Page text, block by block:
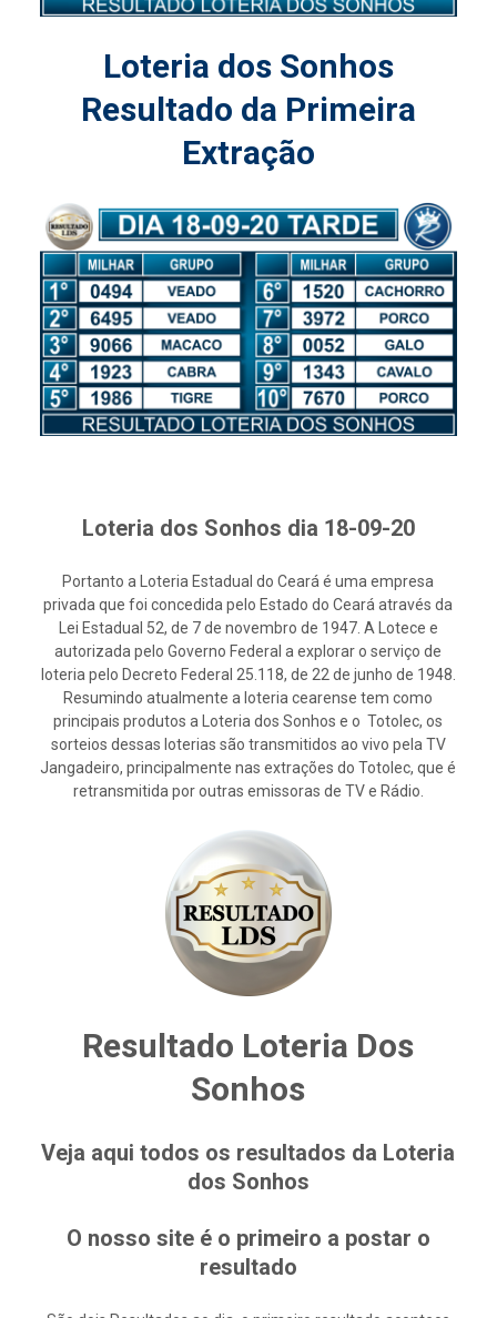
Loteria dos Sonhos
Resultado da Primeira
Extração
Loteria dos Sonhos dia 18-09-20
Portanto a Loteria Estadual do Ceará é uma empresa
privada que foi concedida pelo Estado do Ceará através da
Lei Estadual 52, de 7 de novembro de 1947. A Lotece e
autorizada pelo Governo Federal a explorar o serviço de
loteria pelo Decreto Federal 25.118, de 22 de junho de 1948.
Resumindo atualmente a loteria cearense tem como
principais produtos a Loteria dos Sonhos e o Totolec, os
sorteios dessas loterias são transmitidos ao vivo pela TV
Jangadeiro, principalmente nas extrações do Totolec, que é
retransmitida por outras emissoras de TV e Rádio.
Resultado Loteria Dos
Sonhos
Veja aqui todos os resultados da Loteria
dos Sonhos
O nosso site é o primeiro a postar o
resultado